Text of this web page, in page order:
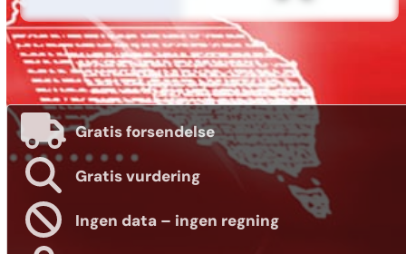
Gratis forsendelse
Gratis vurdering
Ingen data – ingen regning